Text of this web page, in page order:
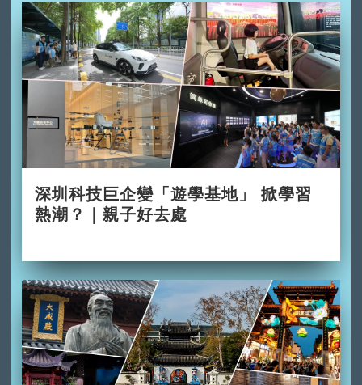
深圳科技巨企變「遊學基地」 掀學習
熱潮？｜親子好去處